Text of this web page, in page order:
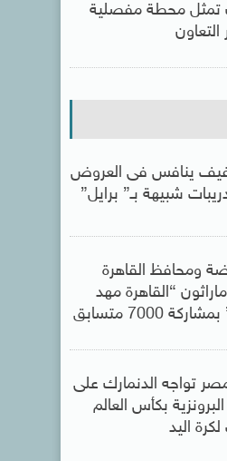
تمثل محطة مفصلية
ينافس فى العروض
شبيهة بـ” برايل”
ومحافظ القاهرة
“القاهرة مهد
7000 متسابق
تواجه الدنمارك على
البرونزية بكأس العالم
اليد